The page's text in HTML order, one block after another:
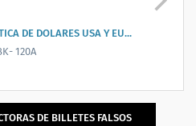
DE PESOS ARGENTINOS...
D108M
DE BILLETES FALSOS